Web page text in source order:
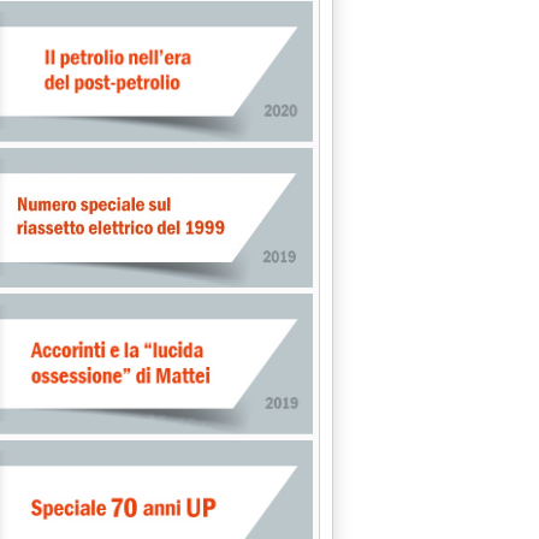
'Mise, gli obiettivi sull'energia per il 2020-22'
peso delle potenze straniere coinvolte'